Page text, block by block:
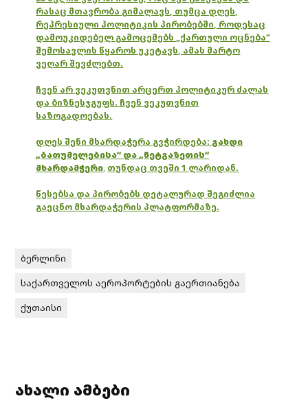
რასაც მთავრობა გიმალავს, თუმცა დღეს,
რეპრესიული პოლიტიკის პირობებში, როდესაც
დამოუკიდებელ გამოცემებს „ქართული ოცნება“
შემოსავლის წყაროს უკეტავს, ამას მარტო
ვეღარ შევძლებთ.
ჩვენ არ ვეკუთვნით არცერთ პოლიტიკურ ძალას
და ბიზნესჯგუფს. ჩვენ ვეკუთვნით
საზოგადოებას.
დღეს შენი მხარდაჭერა გვჭირდება: გახდი
„ბათუმელებისა“ და „ნეტგაზეთის“
მხარდამჭერი, თუნდაც თვეში 1 ლარიდან.
წესებსა და პირობებს დეტალურად შეგიძლია
გაეცნო მხარდაჭერის პლატფორმაზე.
ბერლინი
საქართველოს აეროპორტების გაერთიანება
ქუთაისი
ახალი ამბები